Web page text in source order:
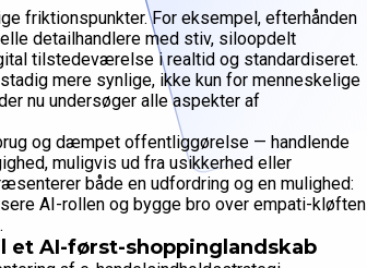
friktionspunkter. For eksempel, efterhånden
detailhandlere med stiv, siloopdelt
tilstedeværelse i realtid og standardiseret.
mere synlige, ikke kun for menneskelige
nu undersøger alle aspekter af
og dæmpet offentliggørelse — handlende
muligvis ud fra usikkerhed eller
både en udfordring og en mulighed:
AI-rollen og bygge bro over empati-kløften
AI-først-shoppinglandskab